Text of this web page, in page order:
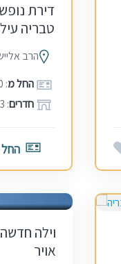
דירת
טבריה
הרב
החל מ: 800 ₪
חדרים: 3
וילה
אויר